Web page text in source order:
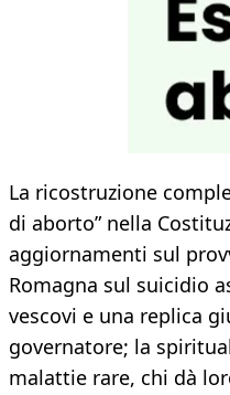
La ricostruzione
di aborto” nella
aggiornamenti sul
Romagna sul suicidio
vescovi e una replica
governatore; la
malattie rare, chi dà